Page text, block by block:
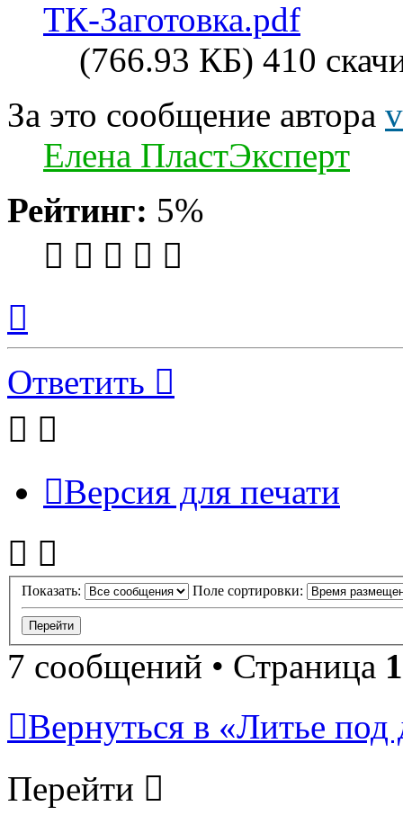
ТК-Заготовка.pdf
(766.93 КБ) 410
За это сообщение автора
Елена ПластЭксперт
Рейтинг: 5%
началу
Ответить
Версия для печати
Показать: Поле сортировки:
7 сообщений • Страница 1
Вернуться в «Литье
Перейти